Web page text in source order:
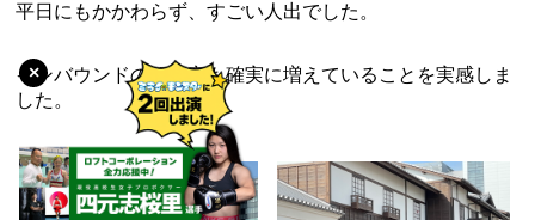
×
平日にもかかわらず、すごい人出でした。
インバウンドの観光客も確実に増えていることを実感しま
した。